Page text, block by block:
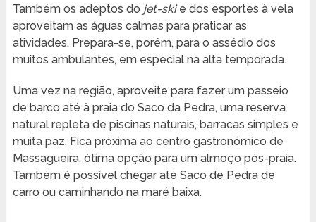
Também os adeptos do jet-skie dos esportes à vela
aproveitam as águas calmas para praticar as
atividades. Prepara-se, porém, para o assédio dos
muitos ambulantes, em especial na alta temporada.
Uma vez na região, aproveite para fazer um passeio
de barco até à praia do Saco da Pedra, uma reserva
natural repleta de piscinas naturais, barracas simples e
muita paz. Fica próxima ao centro gastronômico de
Massagueira, ótima opção para um almoço pós-praia.
Também é possível chegar até Saco de Pedra de
carro ou caminhando na maré baixa.